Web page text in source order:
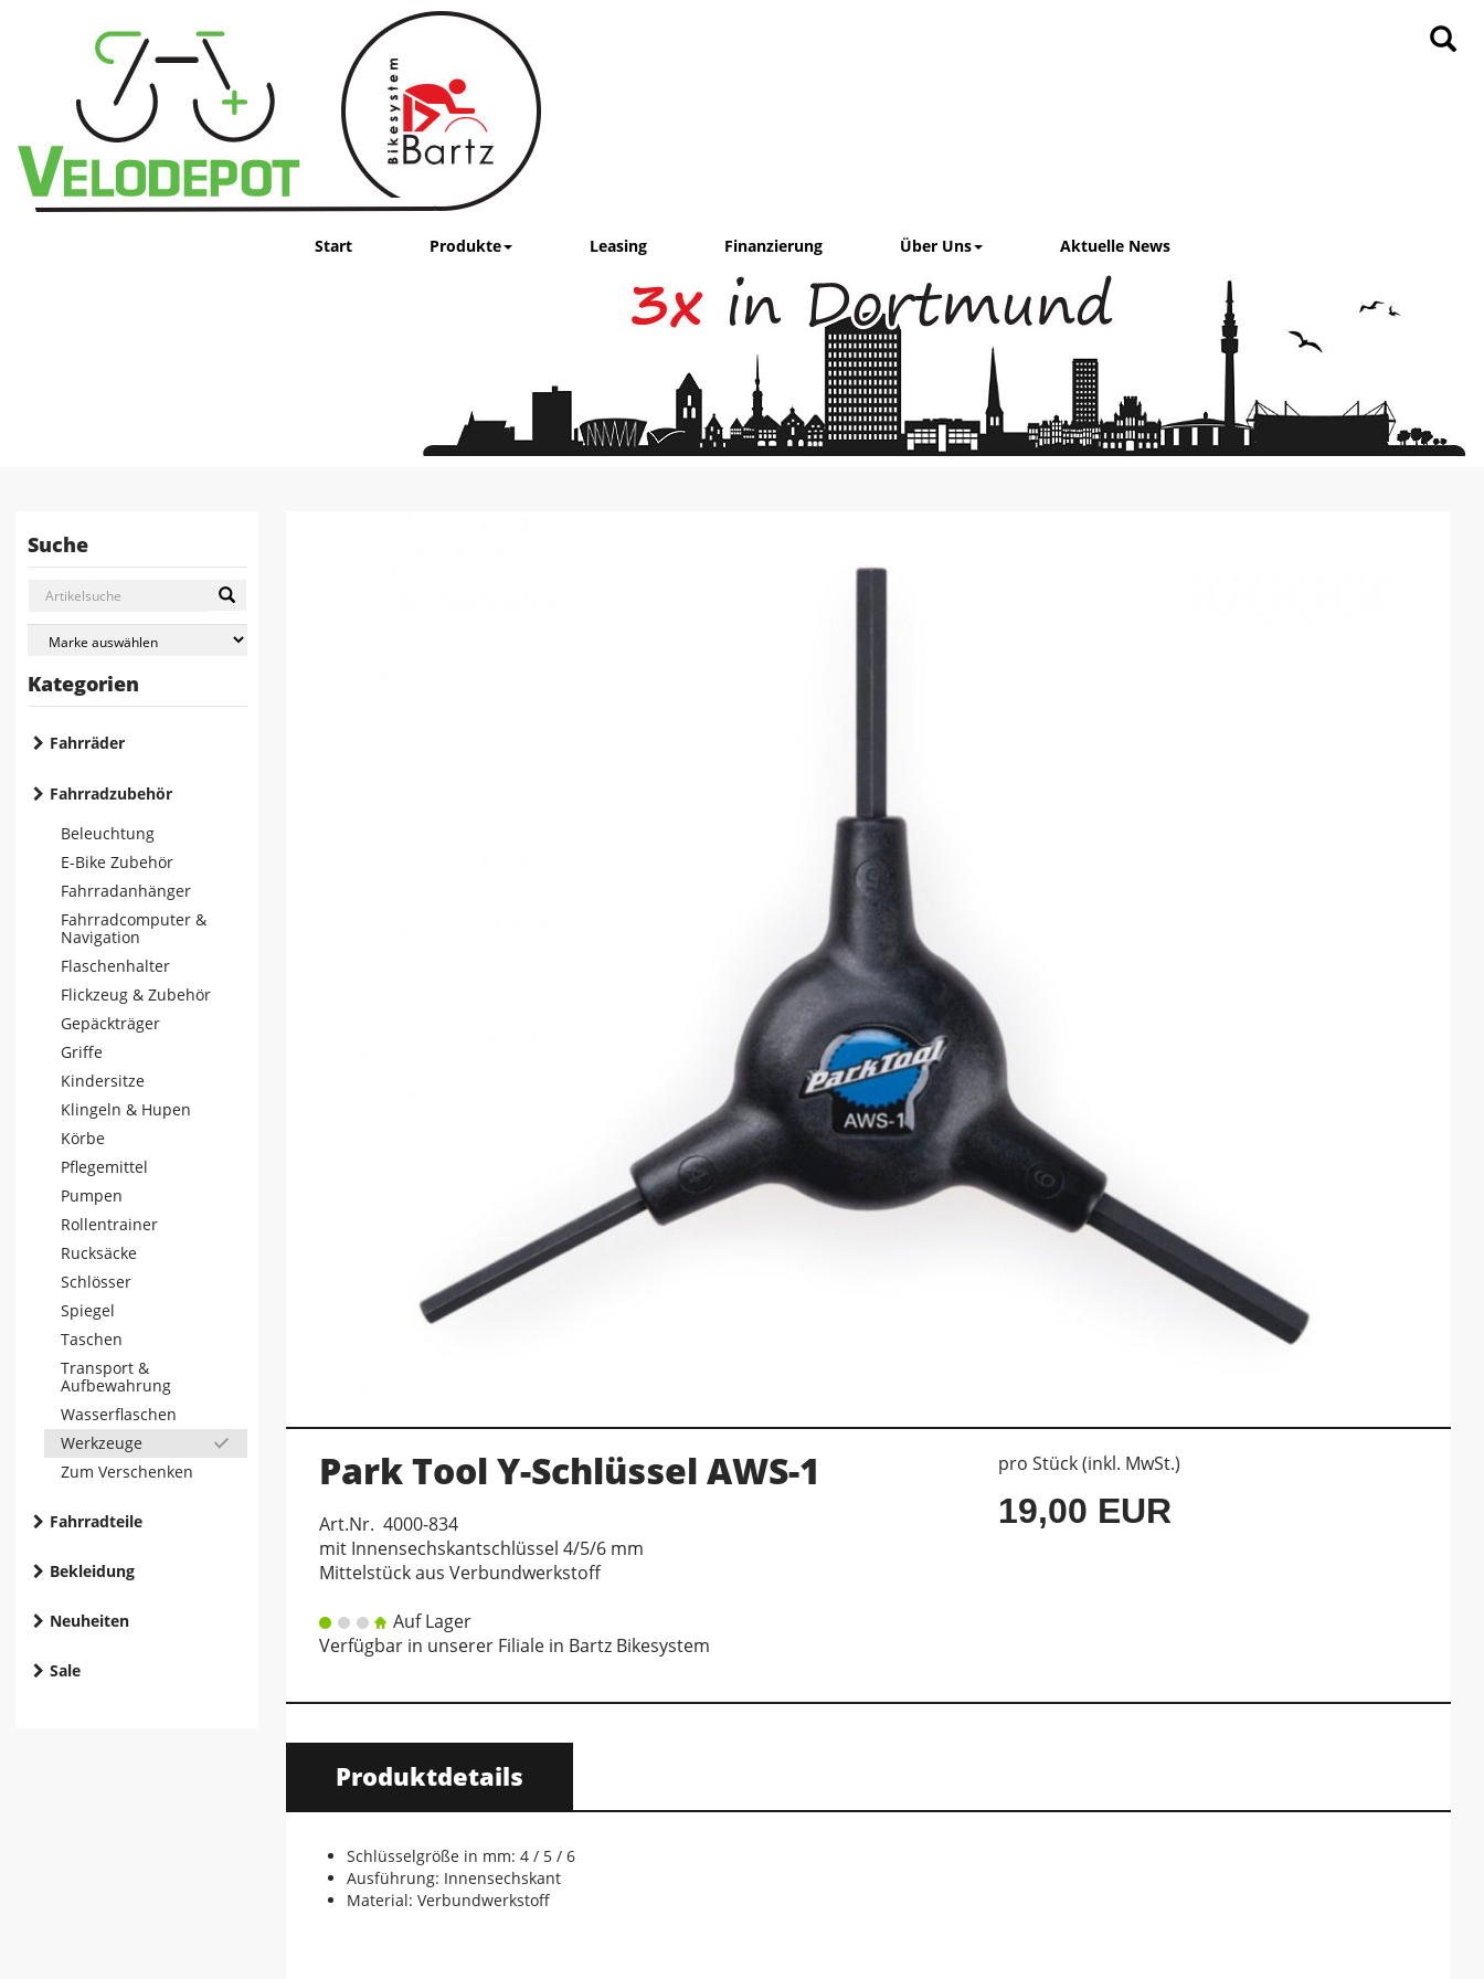
Start Produkte Leasing Finanzierung Über Uns Aktuelle News
Suche
Kategorien
Fahrräder
Fahrradzubehör
Beleuchtung
E-Bike Zubehör
Fahrradanhänger
Fahrradcomputer &
Navigation
Flaschenhalter
Flickzeug & Zubehör
Gepäckträger
Griffe
Kindersitze
Klingeln & Hupen
Körbe
Pflegemittel
Pumpen
Rollentrainer
Rucksäcke
Schlösser
Spiegel
Taschen
Transport &
Aufbewahrung
Wasserflaschen
Werkzeuge
Zum Verschenken
Fahrradteile
Bekleidung
Neuheiten
Sale
Park Tool Y-Schlüssel AWS-1
Art.Nr. 4000-834
mit Innensechskantschlüssel 4/5/6 mm
Mittelstück aus Verbundwerkstoff
Auf Lager
Verfügbar in unserer Filiale in Bartz Bikesystem
pro Stück (inkl. MwSt.)
19,00 EUR
Produktdetails
Schlüsselgröße in mm: 4 / 5 / 6
Ausführung: Innensechskant
Material: Verbundwerkstoff